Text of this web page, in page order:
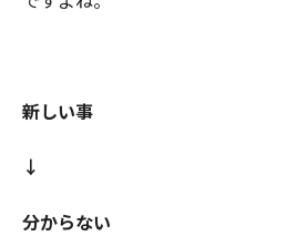
新しい事
↓
分からない